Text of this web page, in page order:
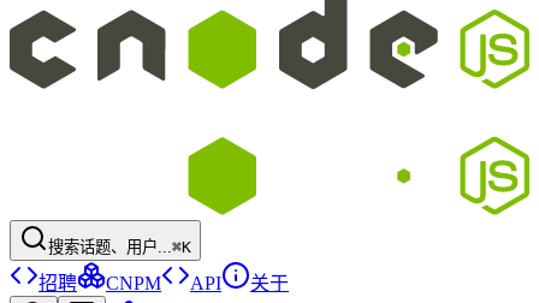
搜索话题、用户...⌘K
招聘 CNPM API
关于